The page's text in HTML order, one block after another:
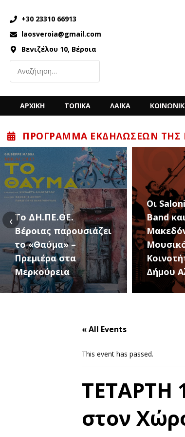
+30 23310 66913
laosveroia@gmail.com
Βενιζέλου 10, Βέροια
ΑΡΧΙΚΗ ΤΟΠΙΚΑ ΛΑΪΚΑ
ΠΡΌΓΡΑΜΜΑ ΕΚΔΗΛΏΣΕΩΝ ΤΗΣ
Οι Salonique Brass
Band και ο Κώστας
Μακεδόνας στο 1ο
Μουσικό Φεστιβάλ
Κοινοτήτων του
Δήμου Αλεξάνδρειας
‹
« All Events
This event has passed.
ΤΕΤΑΡΤΗ
στον